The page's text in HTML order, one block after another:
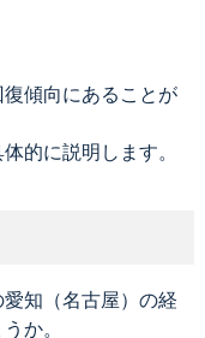
傾向にあることが
的に説明します。
愛知（名古屋）の経
か。